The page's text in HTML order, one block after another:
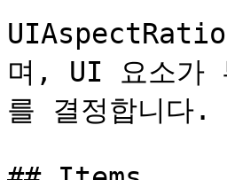
며, UI 요소가
를 결정합니다.